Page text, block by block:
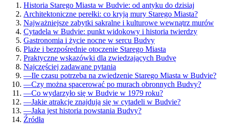
Historia Starego Miasta w Budvie: od antyku do dzisiaj
Architektoniczne perełki: co kryją mury Starego Miasta?
Najważniejsze zabytki sakralne i kulturowe wewnątrz murów
Cytadela w Budvie: punkt widokowy i historia twierdzy
Gastronomia i życie nocne w sercu Budvy
Plaże i bezpośrednie otoczenie Starego Miasta
Praktyczne wskazówki dla zwiedzających Budvę
Najczęściej zadawane pytania
—Ile czasu potrzeba na zwiedzenie Starego Miasta w Budvie?
—Czy można spacerować po murach obronnych Budvy?
—Co wydarzyło się w Budvie w 1979 roku?
—Jakie atrakcje znajdują się w cytadeli w Budvie?
—Jaka jest historia powstania Budvy?
Źródła